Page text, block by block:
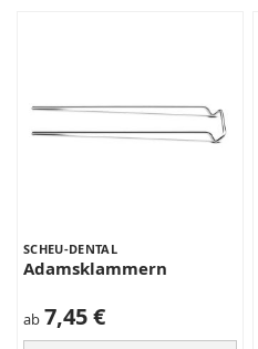
SCHEU-DENTAL
Adamsklammern
ab 7,45 €